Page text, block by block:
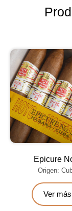
Epicure
Origen:
Ver más